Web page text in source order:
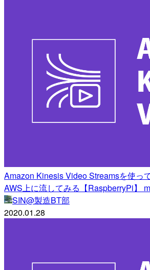
Amazon Kinesis Video Streamsを使っ
AWS上に流してみる【RaspberryPi】
SIN@製造BT部
2020.01.28